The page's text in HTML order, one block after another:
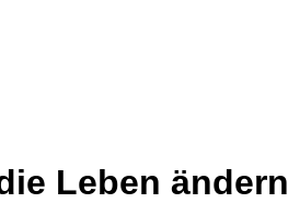
Leben ändern